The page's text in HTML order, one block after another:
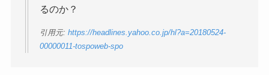
るのか？
引用元: https://headlines.yahoo.co.jp/hl?a=20180524-
00000011-tospoweb-spo